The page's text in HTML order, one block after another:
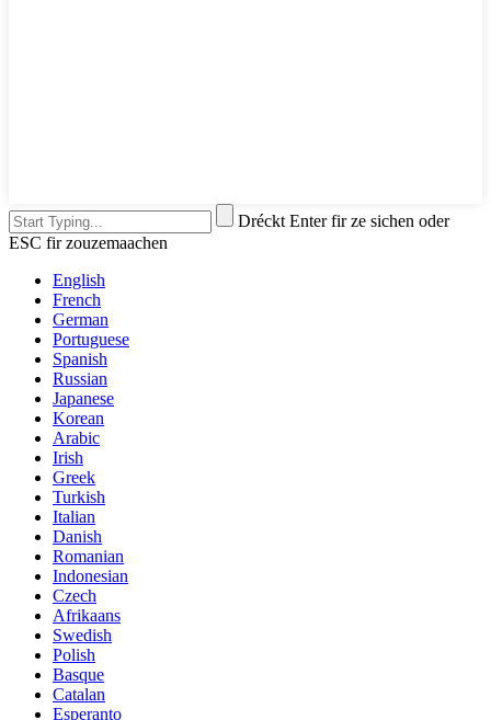
Dréckt Enter fir ze sichen oder
ESC fir zouzemaachen
English
French
German
Portuguese
Spanish
Russian
Japanese
Korean
Arabic
Irish
Greek
Turkish
Italian
Danish
Romanian
Indonesian
Czech
Afrikaans
Swedish
Polish
Basque
Catalan
Esperanto